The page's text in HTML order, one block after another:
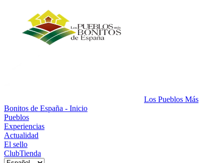
Los Pueblos Más
Bonitos de España - Inicio
Pueblos
Experiencias
Actualidad
El sello
ClubTienda